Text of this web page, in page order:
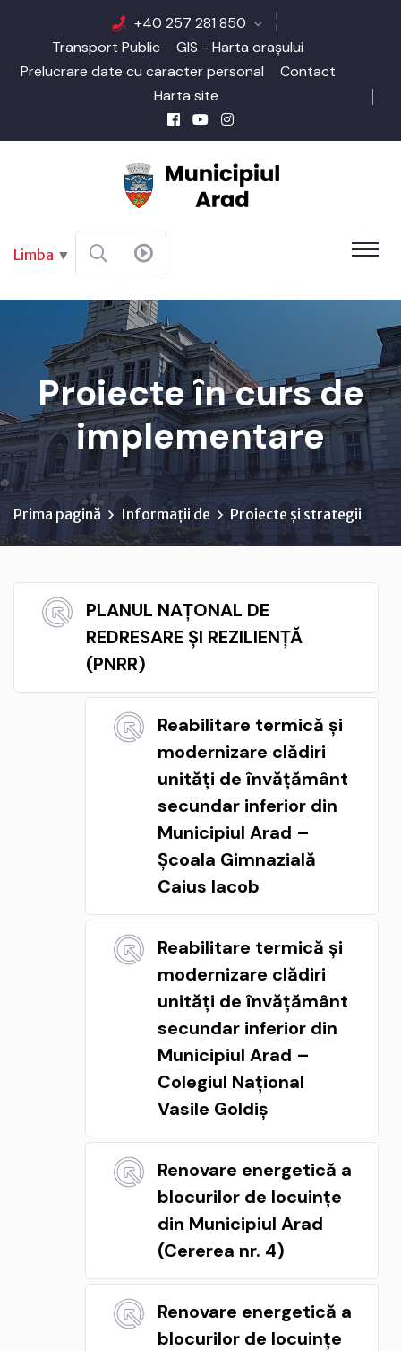
+40 257 281 850
Transport Public
GIS - Harta orașului
Prelucrare date cu caracter personal
Contact
Harta site
Limba ▼
Proiecte în curs de
implementare
Prima pagină Informații de Proiecte și strategii
PLANUL NAȚONAL DE
REDRESARE ȘI REZILIENȚĂ
(PNRR)
Reabilitare termică și
modernizare clădiri
unități de învățământ
secundar inferior din
Municipiul Arad –
Școala Gimnazială
Caius Iacob
Reabilitare termică și
modernizare clădiri
unități de învățământ
secundar inferior din
Municipiul Arad –
Colegiul Național
Vasile Goldiș
Renovare energetică a
blocurilor de locuințe
din Municipiul Arad
(Cererea nr. 4)
Renovare energetică a
blocurilor de locuințe